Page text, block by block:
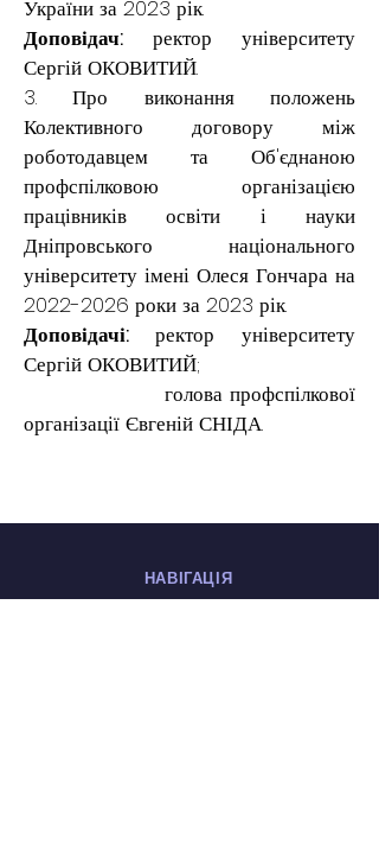
України за 2023 рік.
Доповідач: ректор університету
Сергій ОКОВИТИЙ.
3. Про виконання положень
Колективного договору між
роботодавцем та Об'єднаною
профспілковою організацією
працівників освіти і науки
Дніпровського національного
університету імені Олеся Гончара на
2022-2026 роки за 2023 рік.
Доповідачі: ректор університету
Сергій ОКОВИТИЙ;
                     голова профспілкової
організації Євгеній СНІДА.
НАВІГАЦІЯ